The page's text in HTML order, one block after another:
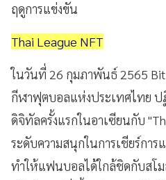
ฤดูการแข่งขัน
Thai League NFT
ในวันที่ 26 กุมภาพันธ์ 2565
กีฬาฟุตบอลแห่งประเทศไทย ป
ดิจิทัลครั้งแรกในอาเซียนกับ
ระดับความสนุกในการเชียร์กา
ทำให้แฟนบอลได้ใกล้ชิดกับสโ